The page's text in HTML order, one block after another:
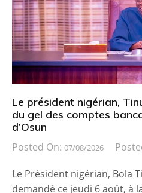
Le président nigérian,
du gel des comptes
d’Osun
Posted On: 07/08/2026
Le Président nigérian, Bola
demandé ce jeudi 6 août, à